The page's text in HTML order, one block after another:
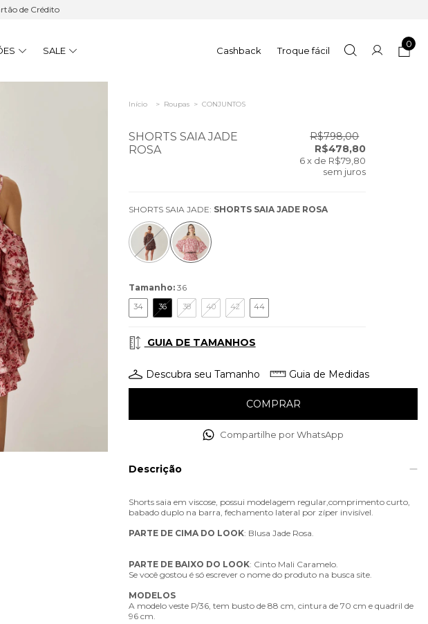
de Crédito
SALE Cashback Troque fácil
0
Início > Roupas > CONJUNTOS
SHORTS SAIA JADE
ROSA
R$798,00
R$478,80
6 x de R$79,80
sem juros
SHORTS SAIA JADE: SHORTS SAIA JADE ROSA
Tamanho: 36
34 36 38 40 42 44
GUIA DE TAMANHOS
Descubra seu Tamanho Guia de Medidas
Compartilhe por WhatsApp
Descrição
Shorts saia em viscose, possui modelagem regular,comprimento curto,
babado duplo na barra, fechamento lateral por zíper invisível.
PARTE DE CIMA DO LOOK: Blusa Jade Rosa.
PARTE DE BAIXO DO LOOK: Cinto Mali Caramelo.
Se você gostou é só escrever o nome do produto na busca site.
MODELOS
A modelo veste P/36, tem busto de 88 cm, cintura de 70 cm e quadril de
96 cm.